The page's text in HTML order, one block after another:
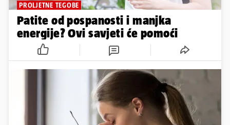
PROLJETNE TEGOBE
Patite od pospanosti i manjka
energije? Ovi savjeti će pomoći